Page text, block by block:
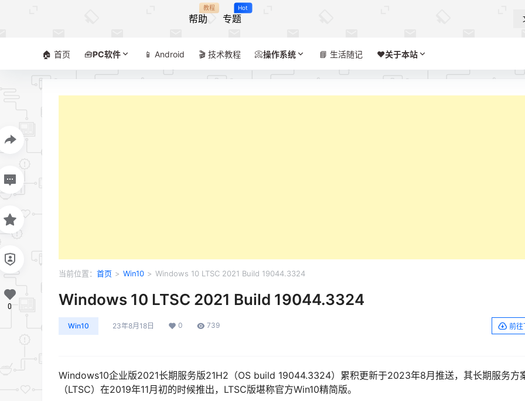
帮助
教程
专题
Hot
🏠 首页 🧰PC软件 📱 Android 🎬 技术教程 📀操作系统 📘 生活随记 ❤️‍关于本站
当前位置： 首页 > Win10 > Windows 10 LTSC 2021 Build 19044.3324
Windows 10 LTSC 2021 Build 19044.3324
Win10 23年8月18日 0 739 前往
Windows10企业版2021长期服务版21H2（OS build 19044.3324）累积更新于2023年8月推送，其长期服务方
（LTSC）在2019年11月初的时候推出，LTSC版堪称官方Win10精简版。
0